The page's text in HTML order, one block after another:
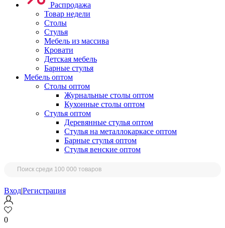
Распродажа
Товар недели
Столы
Стулья
Мебель из массива
Кровати
Детская мебель
Барные стулья
Мебель оптом
Столы оптом
Журнальные столы оптом
Кухонные столы оптом
Стулья оптом
Деревянные стулья оптом
Стулья на металлокаркасе оптом
Барные стулья оптом
Стулья венские оптом
Вход|Регистрация
0